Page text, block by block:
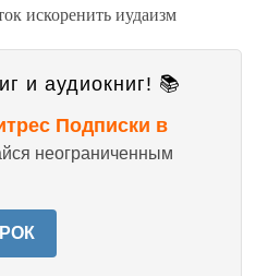
искоренить иудаизм
и аудиокниг! 📚
Подписки в
неограниченным